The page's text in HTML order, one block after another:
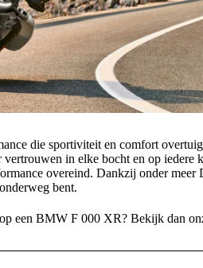
die sportiviteit en comfort
in elke bocht en op
overeind. Dankzij onder
bent.
een BMW F 000 XR? Bekijk dan